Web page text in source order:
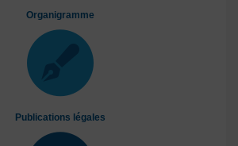
Organigramme
Publications légales